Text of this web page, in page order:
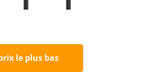
le plus bas